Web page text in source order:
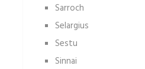
Sarroch
Selargius
Sestu
Sinnai